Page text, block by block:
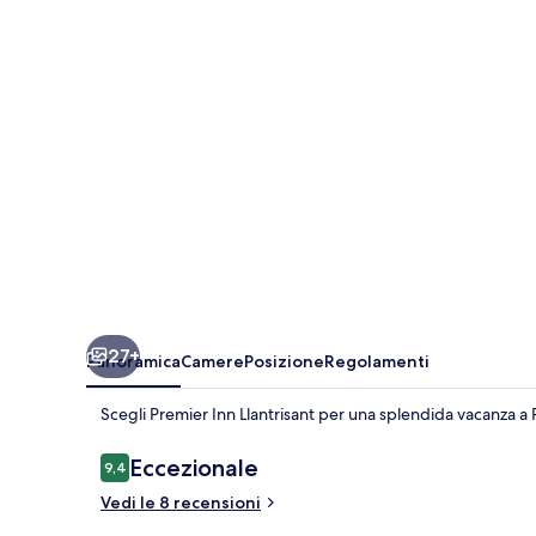
27+
PanoramicaCamerePosizioneRegolamenti
Scegli Premier Inn Llantrisant per una splendida vacanza a
Recensioni
9,49,4 su 10
Eccezionale
Vedi le 8 recensioni